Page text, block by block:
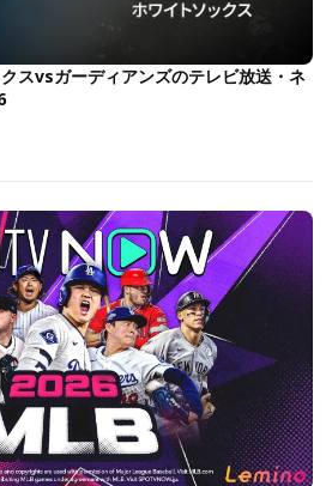
スvsガーディアンズのテレビ放送・ネ